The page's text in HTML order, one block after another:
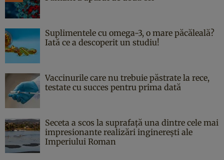
Suplimentele cu omega-3, o mare păcăleală?
Iată ce a descoperit un studiu!
Vaccinurile care nu trebuie păstrate la rece,
testate cu succes pentru prima dată
Seceta a scos la suprafață una dintre cele mai
impresionante realizări inginerești ale
Imperiului Roman